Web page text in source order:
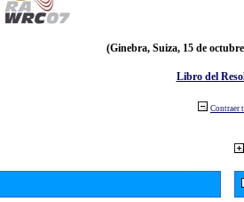
(Ginebra, Suiza, 15 de
Libro del
Contraer